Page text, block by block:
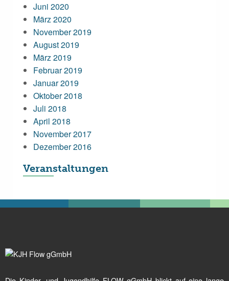
Juni 2020
März 2020
November 2019
August 2019
März 2019
Februar 2019
Januar 2019
Oktober 2018
Juli 2018
April 2018
November 2017
Dezember 2016
Veranstaltungen